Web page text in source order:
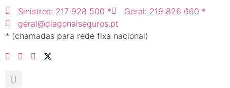
Sinistros: 217 928 500 *
Geral: 219 826 660 *
geral@diagonalseguros.pt
* (chamadas para rede fixa nacional)